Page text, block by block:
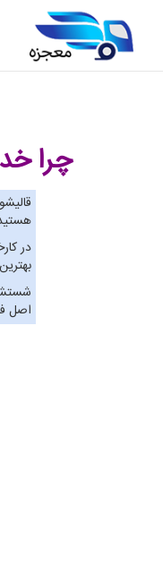
چرا
قالیشویی معجزه
اصل فوق توانسته